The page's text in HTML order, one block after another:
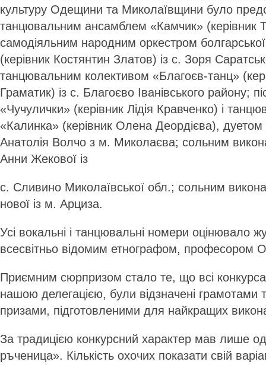
культуру Одещини та Миколаївщини було
танцювальним ансамблем «Камчик» (керівник
самодіяльним народним оркестром
(керівник Костянтин Златов) із с. Зоря
танцювальним колективом «Благоєв-танц»
Граматик) із с. Благоєво Іванівського району;
«Чучулички» (керівник Лідія Кравченко) і
«Калинка» (керівник Олена Деордієва), дуетом
Анатолія Волчо з м. Миколаєва; сольним
Анни Жекової із
с. Сливино Миколаївської обл.; сольним
нової із м. Арциза.
Усі вокальні і танцювальні номери оцінювало
всесвітньо відомим етнографом, професором
Приємним сюрпризом стало те, що всі
нашою делегацією, були відзначені грамотами
призами, підготовленими для найкращих
За традицією конкурсний характер мав лише
ръченица». Кількість охочих показати свій